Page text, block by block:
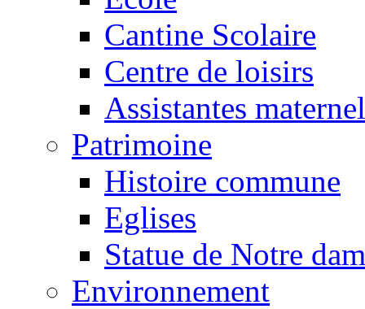
Cantine Scolaire
Centre de loisirs
Assistantes
Patrimoine
Histoire commune
Eglises
Statue de Notre
Environnement